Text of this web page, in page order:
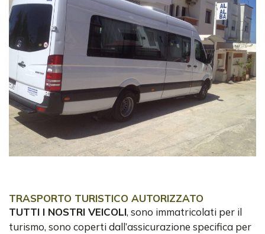
TRASPORTO TURISTICO AUTORIZZATO
TUTTI I NOSTRI VEICOLI, sono immatricolati per il
turismo, sono coperti dall’assicurazione specifica per